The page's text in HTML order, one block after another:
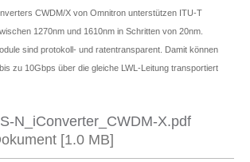
CWDM/X von Omnitron unterstützen ITU-T
1270nm und 1610nm in Schritten von 20nm.
sind protokoll- und ratentransparent. Damit können
zu 10Gbps über die gleiche LWL-Leitung transportiert
N_iConverter_CWDM-X.pdf
[1.0 MB]